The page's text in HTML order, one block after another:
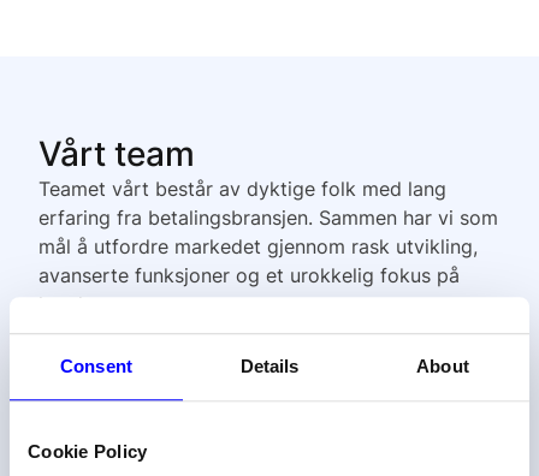
Consent Details About
Cookie Policy
Vårt team
Teamet vårt består av dyktige folk med lang
erfaring fra betalingsbransjen. Sammen har vi som
mål å utfordre markedet gjennom rask utvikling,
avanserte funksjoner og et urokkelig fokus på
kunden.